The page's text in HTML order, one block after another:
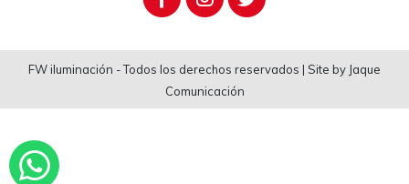
FW iluminación - Todos los derechos reservados | Site by Jaque
Comunicación